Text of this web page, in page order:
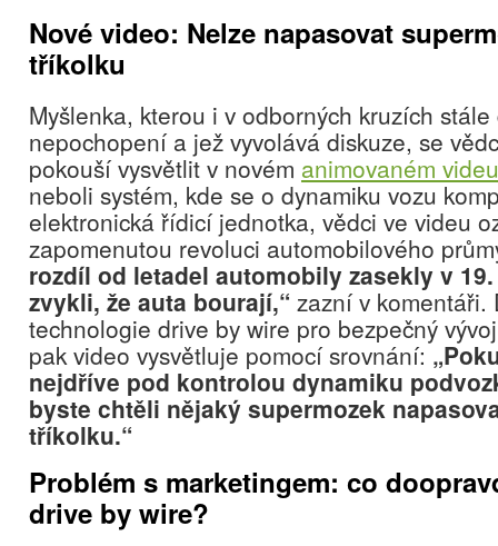
Nové video: Nelze napasovat
tříkolku
Myšlenka, kterou i v odborných kruzích
nepochopení a jež vyvolává diskuze, se
pokouší vysvětlit v novém animovaném videu
neboli systém, kde se o dynamiku vozu
elektronická řídicí jednotka, vědci ve videu
zapomenutou revoluci automobilového
rozdíl od letadel automobily zasekly v
zvykli, že auta bourají,“ zazní v komentáři.
technologie drive by wire pro bezpečný
pak video vysvětluje pomocí srovnání:
nejdříve pod kontrolou dynamiku
byste chtěli nějaký supermozek
tříkolku.“
Problém s marketingem: co
drive by wire?